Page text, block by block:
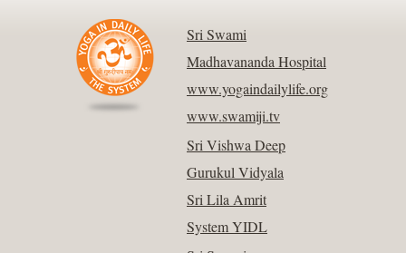
Sri Swami
Madhavananda Hospital
www.yogaindailylife.org
www.swamiji.tv
Sri Vishwa Deep
Gurukul Vidyala
Sri Lila Amrit
System YIDL